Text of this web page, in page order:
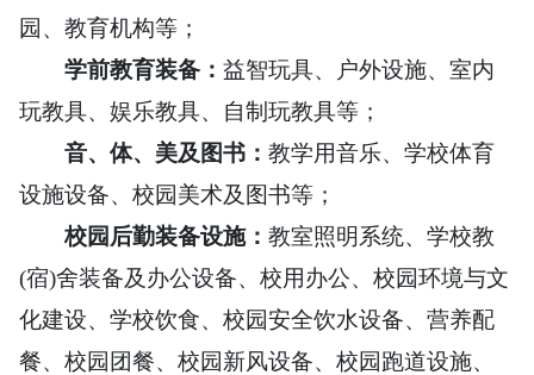
园、教育机构等；
学前教育装备： 益智玩具、户外设施、室内
玩教具、娱乐教具、自制玩教具等；
音、体、美及图书： 教学用音乐、学校体育
设施设备、校园美术及图书等；
校园 后勤装备设施： 教室照明系统、学校教
(宿)舍装备及办公设备、校用办公、校园环境与文
化建设、学校饮食、校园安全饮水设备、营养配
餐、校园团餐、校园新风设备、校园跑道设施、